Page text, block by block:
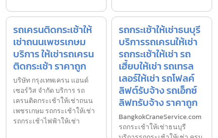
รถเครนติดกระเช้าให้
เช่าถนนเพชรเกษม
บริการ ให้เช่ารถเครน
ติดกระเช้า ราคาถูก
บริษัท กรุงเทพเครน แอนด์
เซอร์วิส จำกัด บริการ รถ
เครนติดกระเช้าให้เช่าถนน
เพชรเกษม รถกระเช้าให้เช่า
รถกระเช้าไฟฟ้าให้เช่า
รถกระเช้าให้เช่าธนบุรี
บริการรถเครนให้เช่า
รถกระเช้าให้เช่า รถ
เฮี้ยบให้เช่า รถเทรล
เลอร์ให้เช่า รถโฟลค์
ลิฟต์รับจ้าง รถเอ็กซ์
ลิฟทรับจ้าง ราคาถูก
BangkokCraneService.com
รถกระเช้าให้เช่าธนบุรี